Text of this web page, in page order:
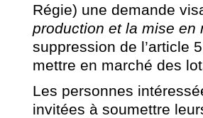
Régie) une demande
production et la mise en
suppression de l’article
mettre en marché des
Les personnes
invitées à soumettre